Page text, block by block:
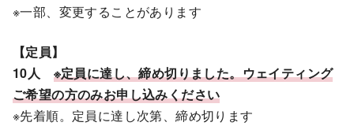
※一部、変更することがあります
【定員】
10人
※定員に達し、締め切りました。ウェイティング
ご希望の方のみお申し込みください
※先着順。定員に達し次第、締め切ります